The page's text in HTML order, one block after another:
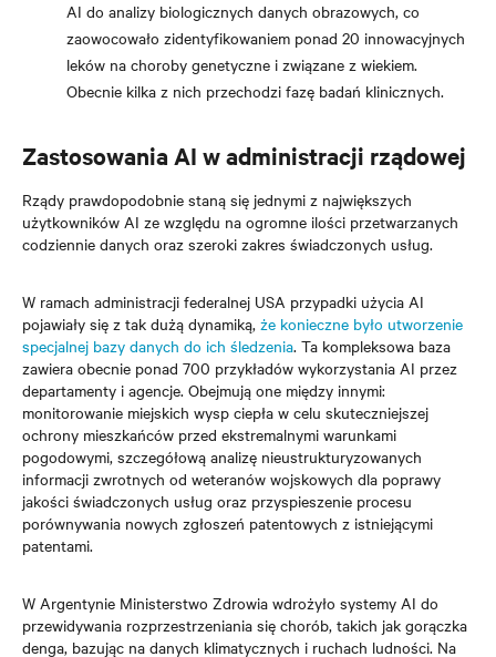
AI do analizy biologicznych danych obrazowych, co
zaowocowało zidentyfikowaniem ponad 20 innowacyjnych
leków na choroby genetyczne i związane z wiekiem.
Obecnie kilka z nich przechodzi fazę badań klinicznych.
Zastosowania AI w administracji rządowej
Rządy prawdopodobnie staną się jednymi z największych
użytkowników AI ze względu na ogromne ilości przetwarzanych
codziennie danych oraz szeroki zakres świadczonych usług.
W ramach administracji federalnej USA przypadki użycia AI
pojawiały się z tak dużą dynamiką, że konieczne było utworzenie
specjalnej bazy danych do ich śledzenia. Ta kompleksowa baza
zawiera obecnie ponad 700 przykładów wykorzystania AI przez
departamenty i agencje. Obejmują one między innymi:
monitorowanie miejskich wysp ciepła w celu skuteczniejszej
ochrony mieszkańców przed ekstremalnymi warunkami
pogodowymi, szczegółową analizę nieustrukturyzowanych
informacji zwrotnych od weteranów wojskowych dla poprawy
jakości świadczonych usług oraz przyspieszenie procesu
porównywania nowych zgłoszeń patentowych z istniejącymi
patentami.
W Argentynie Ministerstwo Zdrowia wdrożyło systemy AI do
przewidywania rozprzestrzeniania się chorób, takich jak gorączka
denga, bazując na danych klimatycznych i ruchach ludności. Na